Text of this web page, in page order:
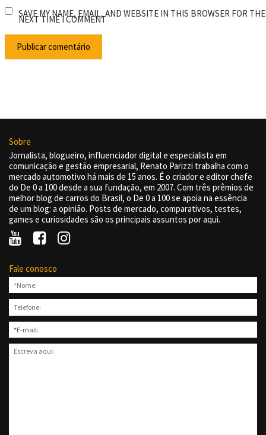
SAVE MY NAME, EMAIL, AND WEBSITE IN THIS BROWSER FOR THE
NEXT TIME I COMMENT
Sobre
Jornalista, blogueiro, influenciador digital e especialista em
comunicação e gestão empresarial, Renato Parizzi trabalha com o
mercado automotivo há mais de 15 anos. É o criador e editor chefe
do De 0 a 100 desde a sua fundação, em 2007. Com três prêmios de
melhor blog de carros do Brasil, o De 0 a 100 se apoia na essência
de um blog: a opinião. Posts de mercado, comparativos, testes,
games e curiosidades são os principais assuntos por aqui.
Fale conosco